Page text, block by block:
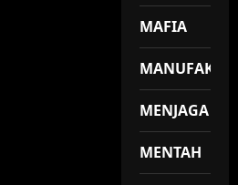
MAFIA
MENJAGA
MENTAH